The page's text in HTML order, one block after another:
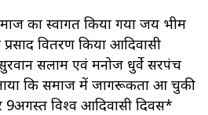
का स्वागत किया गया जय भीम
प्रसाद वितरण किया आदिवासी
सलाम एवं मनोज धुर्वे सरपंच
कि समाज में जागरूकता आ चुकी
विश्व आदिवासी दिवस*